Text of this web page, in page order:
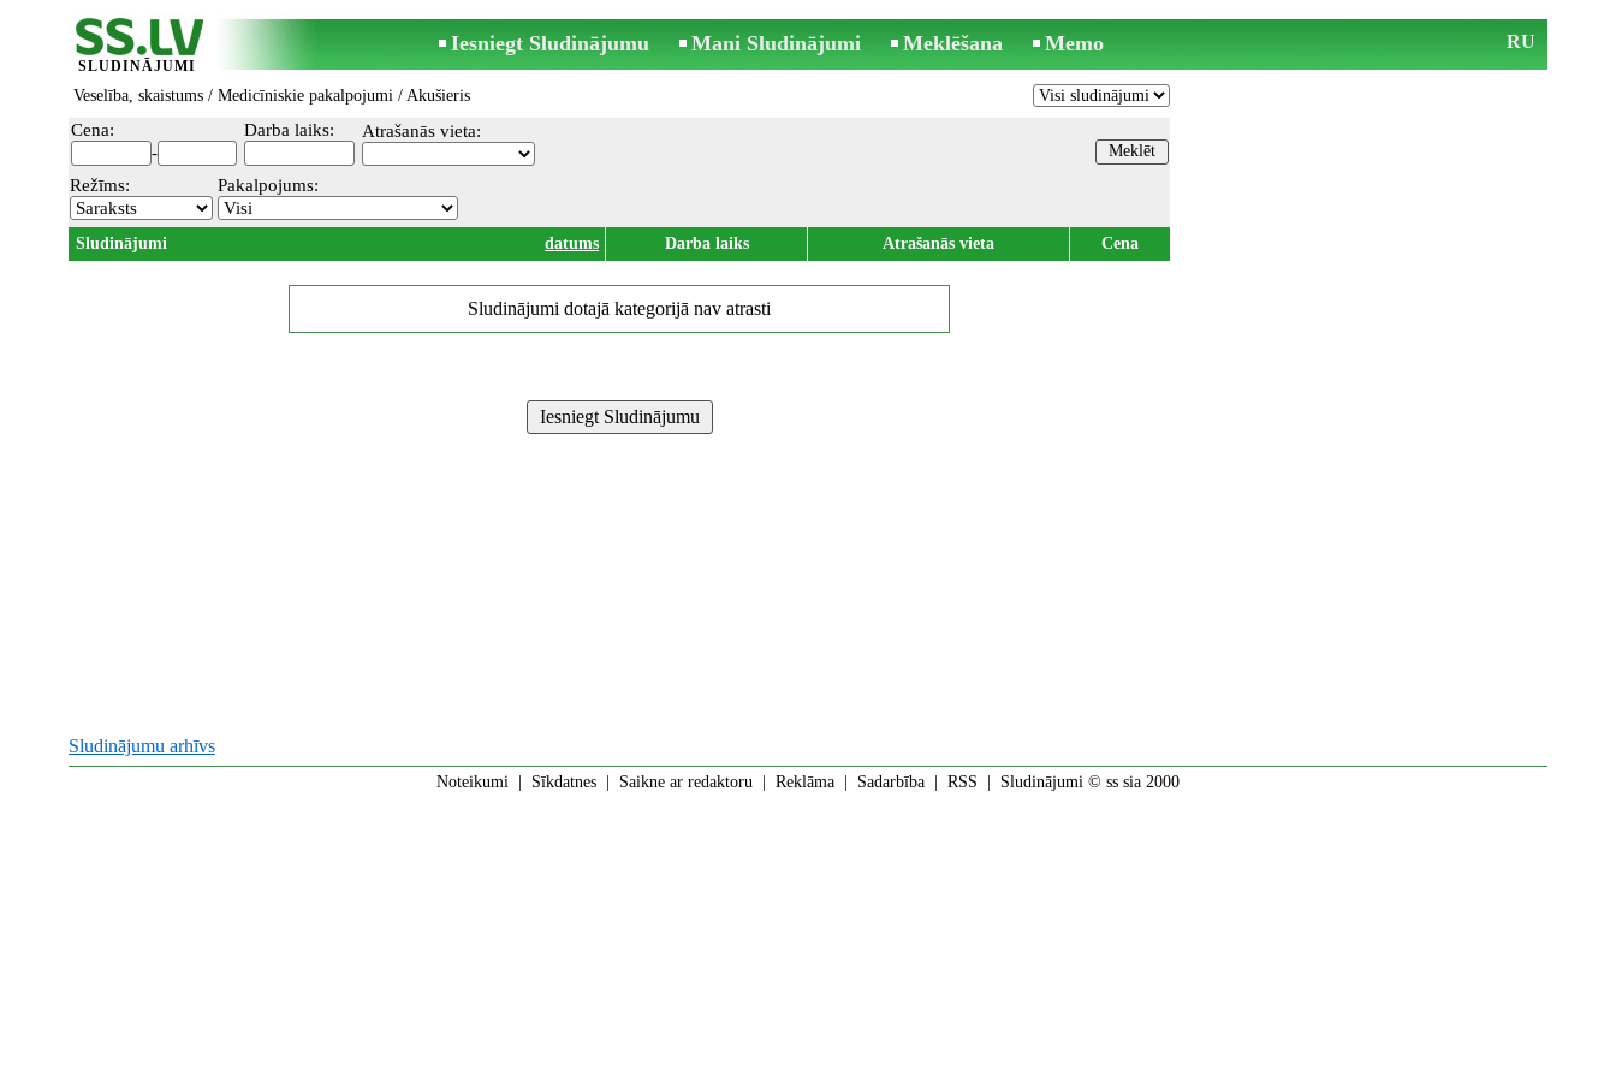
SLUDINĀJUMI
Iesniegt Sludinājumu Mani Sludinājumi Meklēšana Memo RU
Veselība, skaistums / Medicīniskie pakalpojumi / Akušieris
Cena:
-
Darba laiks: Atrašanās vieta:
Režīms: Pakalpojums:
Sludinājumi datums Darba laiks Atrašanās vieta Cena
Sludinājumi dotajā kategorijā nav atrasti
Sludinājumu arhīvs
Noteikumi Sīkdatnes Saikne ar redaktoru Reklāma Sadarbība RSS | Sludinājumi © ss sia 2000